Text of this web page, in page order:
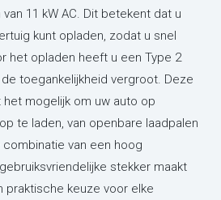
11 kW AC. Dit betekent dat u
kunt opladen, zodat u snel
het opladen heeft u een Type 2
toegankelijkheid vergroot. Deze
mogelijk om uw auto op
te laden, van openbare laadpalen
van een hoog
stekker maakt
praktische keuze voor elke